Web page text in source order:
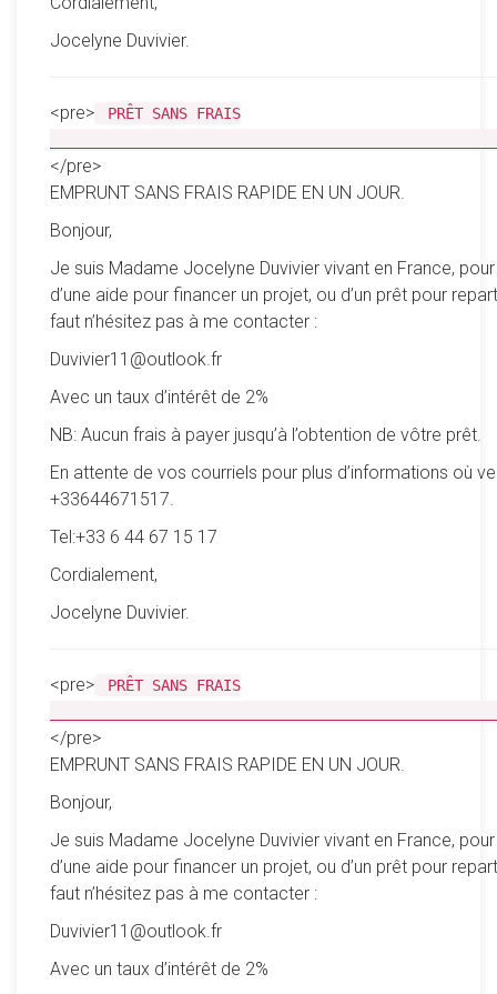
Jocelyne Duvivier.
<pre>
PRÊT SANS FRAIS
</pre>
EMPRUNT SANS FRAIS RAPIDE EN UN JOUR.
Bonjour,
Je suis Madame Jocelyne Duvivier vivant en France,
d’une aide pour financer un projet, ou d’un prêt pour
faut n’hésitez pas à me contacter :
Duvivier11@outlook.fr
Avec un taux d’intérêt de 2%
NB: Aucun frais à payer jusqu’à l’obtention de vôtre prêt.
En attente de vos courriels pour plus d’informations où
+33644671517.
Tel:+33 6 44 67 15 17
Cordialement,
Jocelyne Duvivier.
<pre>
PRÊT SANS FRAIS
</pre>
EMPRUNT SANS FRAIS RAPIDE EN UN JOUR.
Bonjour,
Je suis Madame Jocelyne Duvivier vivant en France,
d’une aide pour financer un projet, ou d’un prêt pour
faut n’hésitez pas à me contacter :
Duvivier11@outlook.fr
Avec un taux d’intérêt de 2%